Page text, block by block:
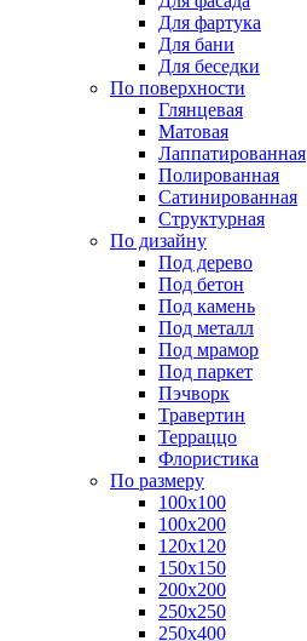
Для фартука
Для бани
Для беседки
По поверхности
Глянцевая
Матовая
Лаппатированная
Полированная
Сатинированная
Структурная
По дизайну
Под дерево
Под бетон
Под камень
Под металл
Под мрамор
Под паркет
Пэчворк
Травертин
Терраццо
Флористика
По размеру
100х100
100х200
120х120
150х150
200х200
250х250
250х400